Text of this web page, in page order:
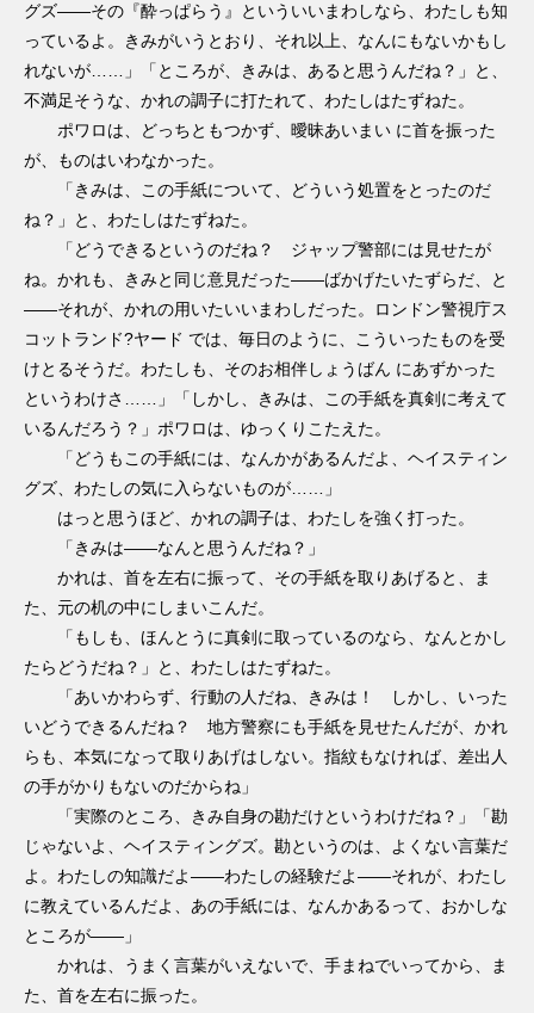
グズ――その『酔っぱらう』といういいまわしなら、わたしも知
っているよ。きみがいうとおり、それ以上、なんにもないかもし
れないが……」「ところが、きみは、あると思うんだね？」と、
不満足そうな、かれの調子に打たれて、わたしはたずねた。
ポワロは、どっちともつかず、曖昧あいまい に首を振った
が、ものはいわなかった。
「きみは、この手紙について、どういう処置をとったのだ
ね？」と、わたしはたずねた。
「どうできるというのだね？ ジャップ警部には見せたが
ね。かれも、きみと同じ意見だった――ばかげたいたずらだ、と
――それが、かれの用いたいいまわしだった。ロンドン警視庁ス
コットランド?ヤード では、毎日のように、こういったものを受
けとるそうだ。わたしも、そのお相伴しょうばん にあずかった
というわけさ……」「しかし、きみは、この手紙を真剣に考えて
いるんだろう？」ポワロは、ゆっくりこたえた。
「どうもこの手紙には、なんかがあるんだよ、ヘイスティン
グズ、わたしの気に入らないものが……」
はっと思うほど、かれの調子は、わたしを強く打った。
「きみは――なんと思うんだね？」
かれは、首を左右に振って、その手紙を取りあげると、ま
た、元の机の中にしまいこんだ。
「もしも、ほんとうに真剣に取っているのなら、なんとかし
たらどうだね？」と、わたしはたずねた。
「あいかわらず、行動の人だね、きみは！ しかし、いった
いどうできるんだね？ 地方警察にも手紙を見せたんだが、かれ
らも、本気になって取りあげはしない。指紋もなければ、差出人
の手がかりもないのだからね」
「実際のところ、きみ自身の勘だけというわけだね？」「勘
じゃないよ、ヘイスティングズ。勘というのは、よくない言葉だ
よ。わたしの知識だよ――わたしの経験だよ――それが、わたし
に教えているんだよ、あの手紙には、なんかあるって、おかしな
ところが――」
かれは、うまく言葉がいえないで、手まねでいってから、ま
た、首を左右に振った。